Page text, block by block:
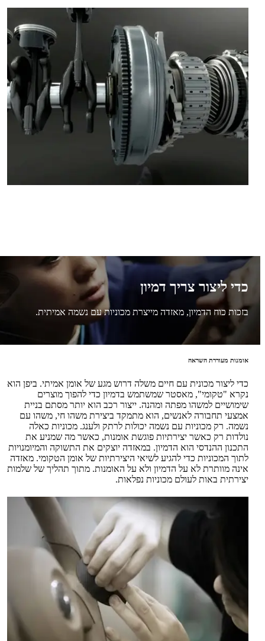
כדי ליצור צריך דמיון
בזכות כוח הדמיון, מאזדה מייצרת מכוניות עם נשמה אמיתית.
אומנות מעוררת השראה
כדי ליצור מכונית עם חיים משלה דרוש מגע של אומן אמיתי. ביפן הוא
נקרא "טקומי", מאסטר שמשתמש בדמיון כדי להפוך מוצרים
שימושיים למשהו מפתה ומהנה. ייצור רכב הוא יותר מסתם בניית
אמצעי תחבורה לאנשים, הוא מתמקד ביצירת משהו חי, משהו עם
נשמה. רק מכוניות עם נשמה יכולות לרתק ולענג. מכוניות כאלה
נולדות רק כאשר יצירתיות פוגשת אומנות, כאשר מה שמניע את
התכנון ההנדסי הוא הדמיון. במאזדה יוצקים את התשוקה והמיומנויות
לתוך המכוניות כדי להגיע לשיאי היצירתיות של אומן הטקומי. מאזדה
אינה מוותרת לא על הדמיון ולא על האומנות. מתוך תהליך של שלמות
יצירתית באות לעולם מכוניות נפלאות.